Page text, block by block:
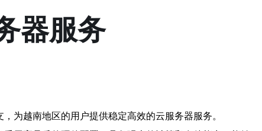
器服务
为越南地区的用户提供稳定高效的云服务器服务。